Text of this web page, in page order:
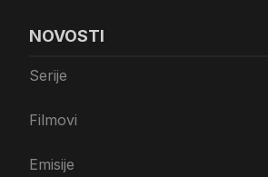
NOVOSTI
Serije
Filmovi
Emisije